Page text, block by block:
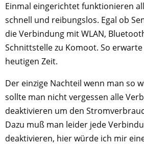
Einmal eingerichtet funktionieren
schnell und reibungslos. Egal ob
die Verbindung mit WLAN,
Schnittstelle zu Komoot. So
heutigen Zeit.
Der einzige Nachteil wenn man so
sollte man nicht vergessen alle
deaktivieren um den
Dazu muß man leider jede
deaktivieren, hier würde ich mir